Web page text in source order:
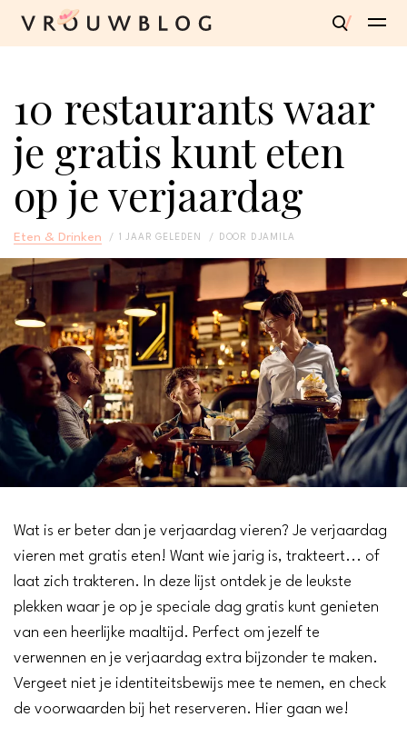
10 restaurants waar
je gratis kunt eten
op je verjaardag
Eten & Drinken 1 JAAR GELEDEN DOOR DJAMILA
Wat is er beter dan je verjaardag vieren? Je verjaardag
vieren met gratis eten! Want wie jarig is, trakteert... of
laat zich trakteren. In deze lijst ontdek je de leukste
plekken waar je op je speciale dag gratis kunt genieten
van een heerlijke maaltijd. Perfect om jezelf te
verwennen en je verjaardag extra bijzonder te maken.
Vergeet niet je identiteitsbewijs mee te nemen, en check
de voorwaarden bij het reserveren. Hier gaan we!